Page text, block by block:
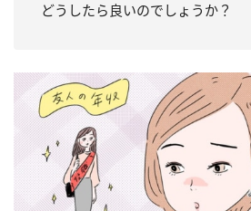
どうしたら良いのでしょうか？